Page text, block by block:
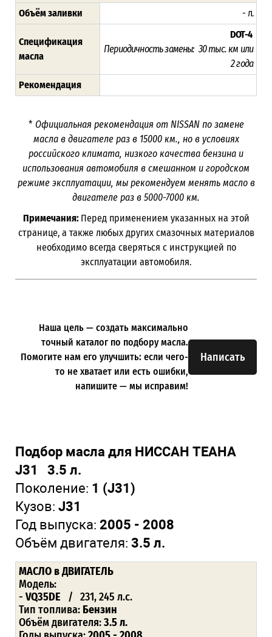
Объём заливки - л.
Спецификация
масла
DOT-4
Периодичность замены: 30 тыс. км или
2года
Рекомендация
* Официальная рекомендация от NISSAN по замене
масла в двигателе раз в 15000 км., но в условиях
российского климата, низкого качества бензина и
использования автомобиля в смешанном и городском
режиме эксплуатации, мы рекомендуем менять масло в
двигателе раз в 5000-7000 км.
Примечания: Перед применением указанных на этой
странице, а также любых других смазочных материалов
необходимо всегда сверяться с инструкцией по
эксплуатации автомобиля.
Написать
Наша цель — создать максимально
точный каталог по подбору масла.
Помогите нам его улучшить: если чего-
то не хватает или есть ошибки,
напишите — мы исправим!
Подбор масла для НИССАН ТЕАНА
J31 3.5 л.
Поколение: 1 (J31)
Кузов: J31
Год выпуска: 2005 - 2008
Объём двигателя: 3.5 л.
МАСЛО в ДВИГАТЕЛЬ
Модель:
- VQ35DE / 231, 245 л.с.
Тип топлива: Бензин
Объём двигателя:3.5 л.